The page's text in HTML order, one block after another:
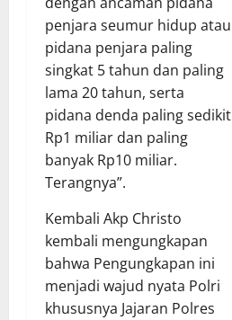
penjara seumur hidup atau
pidana penjara paling
singkat 5 tahun dan paling
lama 20 tahun, serta
pidana denda paling sedikit
Rp1 miliar dan paling
banyak Rp10 miliar.
Terangnya”.
Kembali Akp Christo
kembali mengungkapan
bahwa Pengungkapan ini
menjadi wajud nyata Polri
khususnya Jajaran Polres